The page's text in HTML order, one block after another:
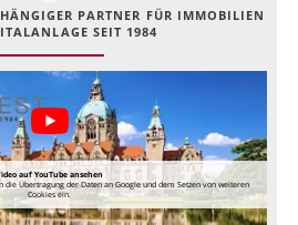
PARTNER FÜR IMMOBILIEN
SEIT 1984
auf YouTube ansehen
die Übertragung der Daten an Google und dem Setzen von weiteren
Cookies ein.